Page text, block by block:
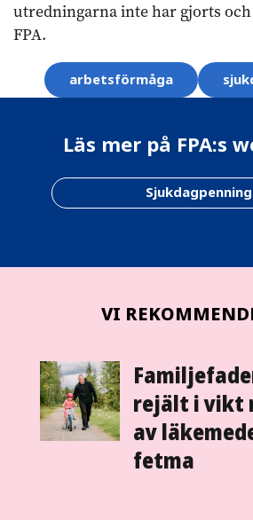
utredningarna inte har gjorts
FPA.
Ämnesord
arbetsförmåga
Läs mer på FPA:s
Sjukdagpenning
VI
rejält i vikt
av
fetma